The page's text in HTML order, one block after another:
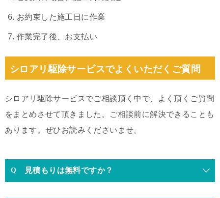
お約束した施工日に作業
作業完了後、お支払い
シロアリ駆除サービスでよくいただくご質問
シロアリ駆除サービスでご相談頂く中で、よく頂くご質問
をまとめさせて頂きました。ご相談前に解決できることも
あります。ぜひお読みくださいませ。
見積もりは無料ですか？